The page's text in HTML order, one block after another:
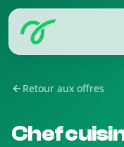
Retour aux offres
Chef